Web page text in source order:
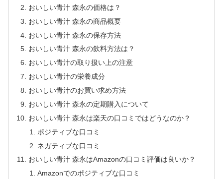
おいしい青汁 森永の価格は？
おいしい青汁 森永の商品概要
おいしい青汁 森永の保存方法
おいしい青汁 森永の飲料方法は？
おいしい青汁の取り扱い上の注意
おいしい青汁の栄養成分
おいしい青汁のお買い求め方法
おいしい青汁 森永の定期購入について
おいしい青汁 森永は楽天の口コミではどうなのか？
ポジティブな口コミ
ネガティブな口コミ
おいしい青汁 森永はAmazonの口コミ評価は良いか？
Amazonでのポジティブな口コミ